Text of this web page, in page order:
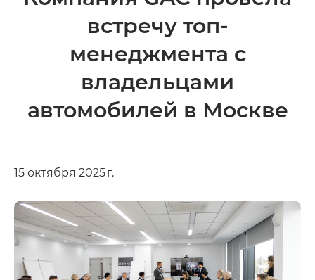
встречу топ-
менеджмента с
владельцами
автомобилей в Москве
15 октября 2025 г.